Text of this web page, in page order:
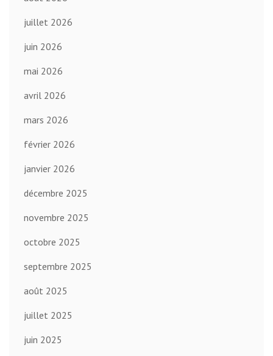
juillet 2026
juin 2026
mai 2026
avril 2026
mars 2026
février 2026
janvier 2026
décembre 2025
novembre 2025
octobre 2025
septembre 2025
août 2025
juillet 2025
juin 2025